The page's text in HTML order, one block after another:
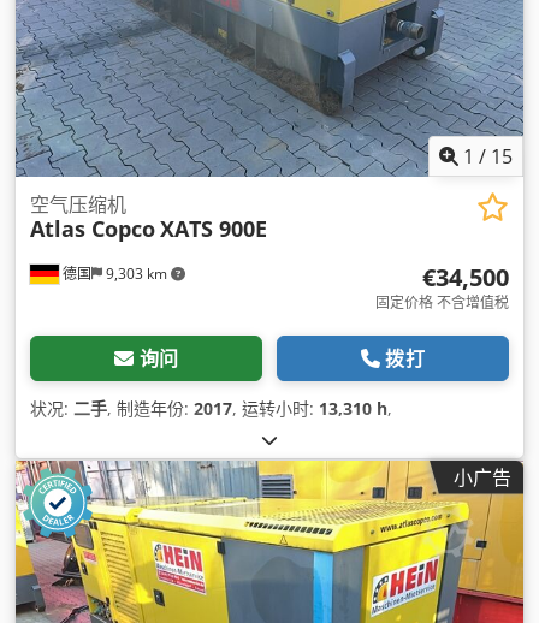
1 / 15
德国 9,303 km
空气压缩机
Atlas CopcoXATS 900E
€34,500
固定价格 不含增值税
询问 拨打
状况: 二手, 制造年份: 2017, 运转小时: 13,310 h,
小广告